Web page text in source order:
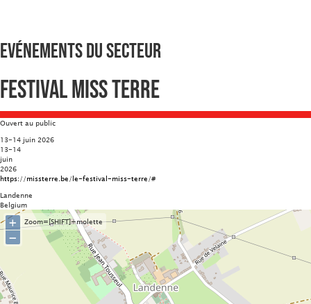
Evénements du secteur
Festival Miss Terre
Ouvert au public
13-14 juin 2026
13-14
juin
2026
https://missterre.be/le-festival-miss-terre/#
Landenne
Belgium
Zoom=[SHIFT]+molette
+
−